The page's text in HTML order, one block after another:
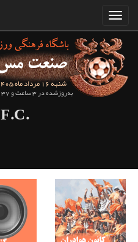
شنبه 16 مرداد ماه 1405
به‌روزشده در 3 ساعت و 37 دقیقه قبل
F.C.